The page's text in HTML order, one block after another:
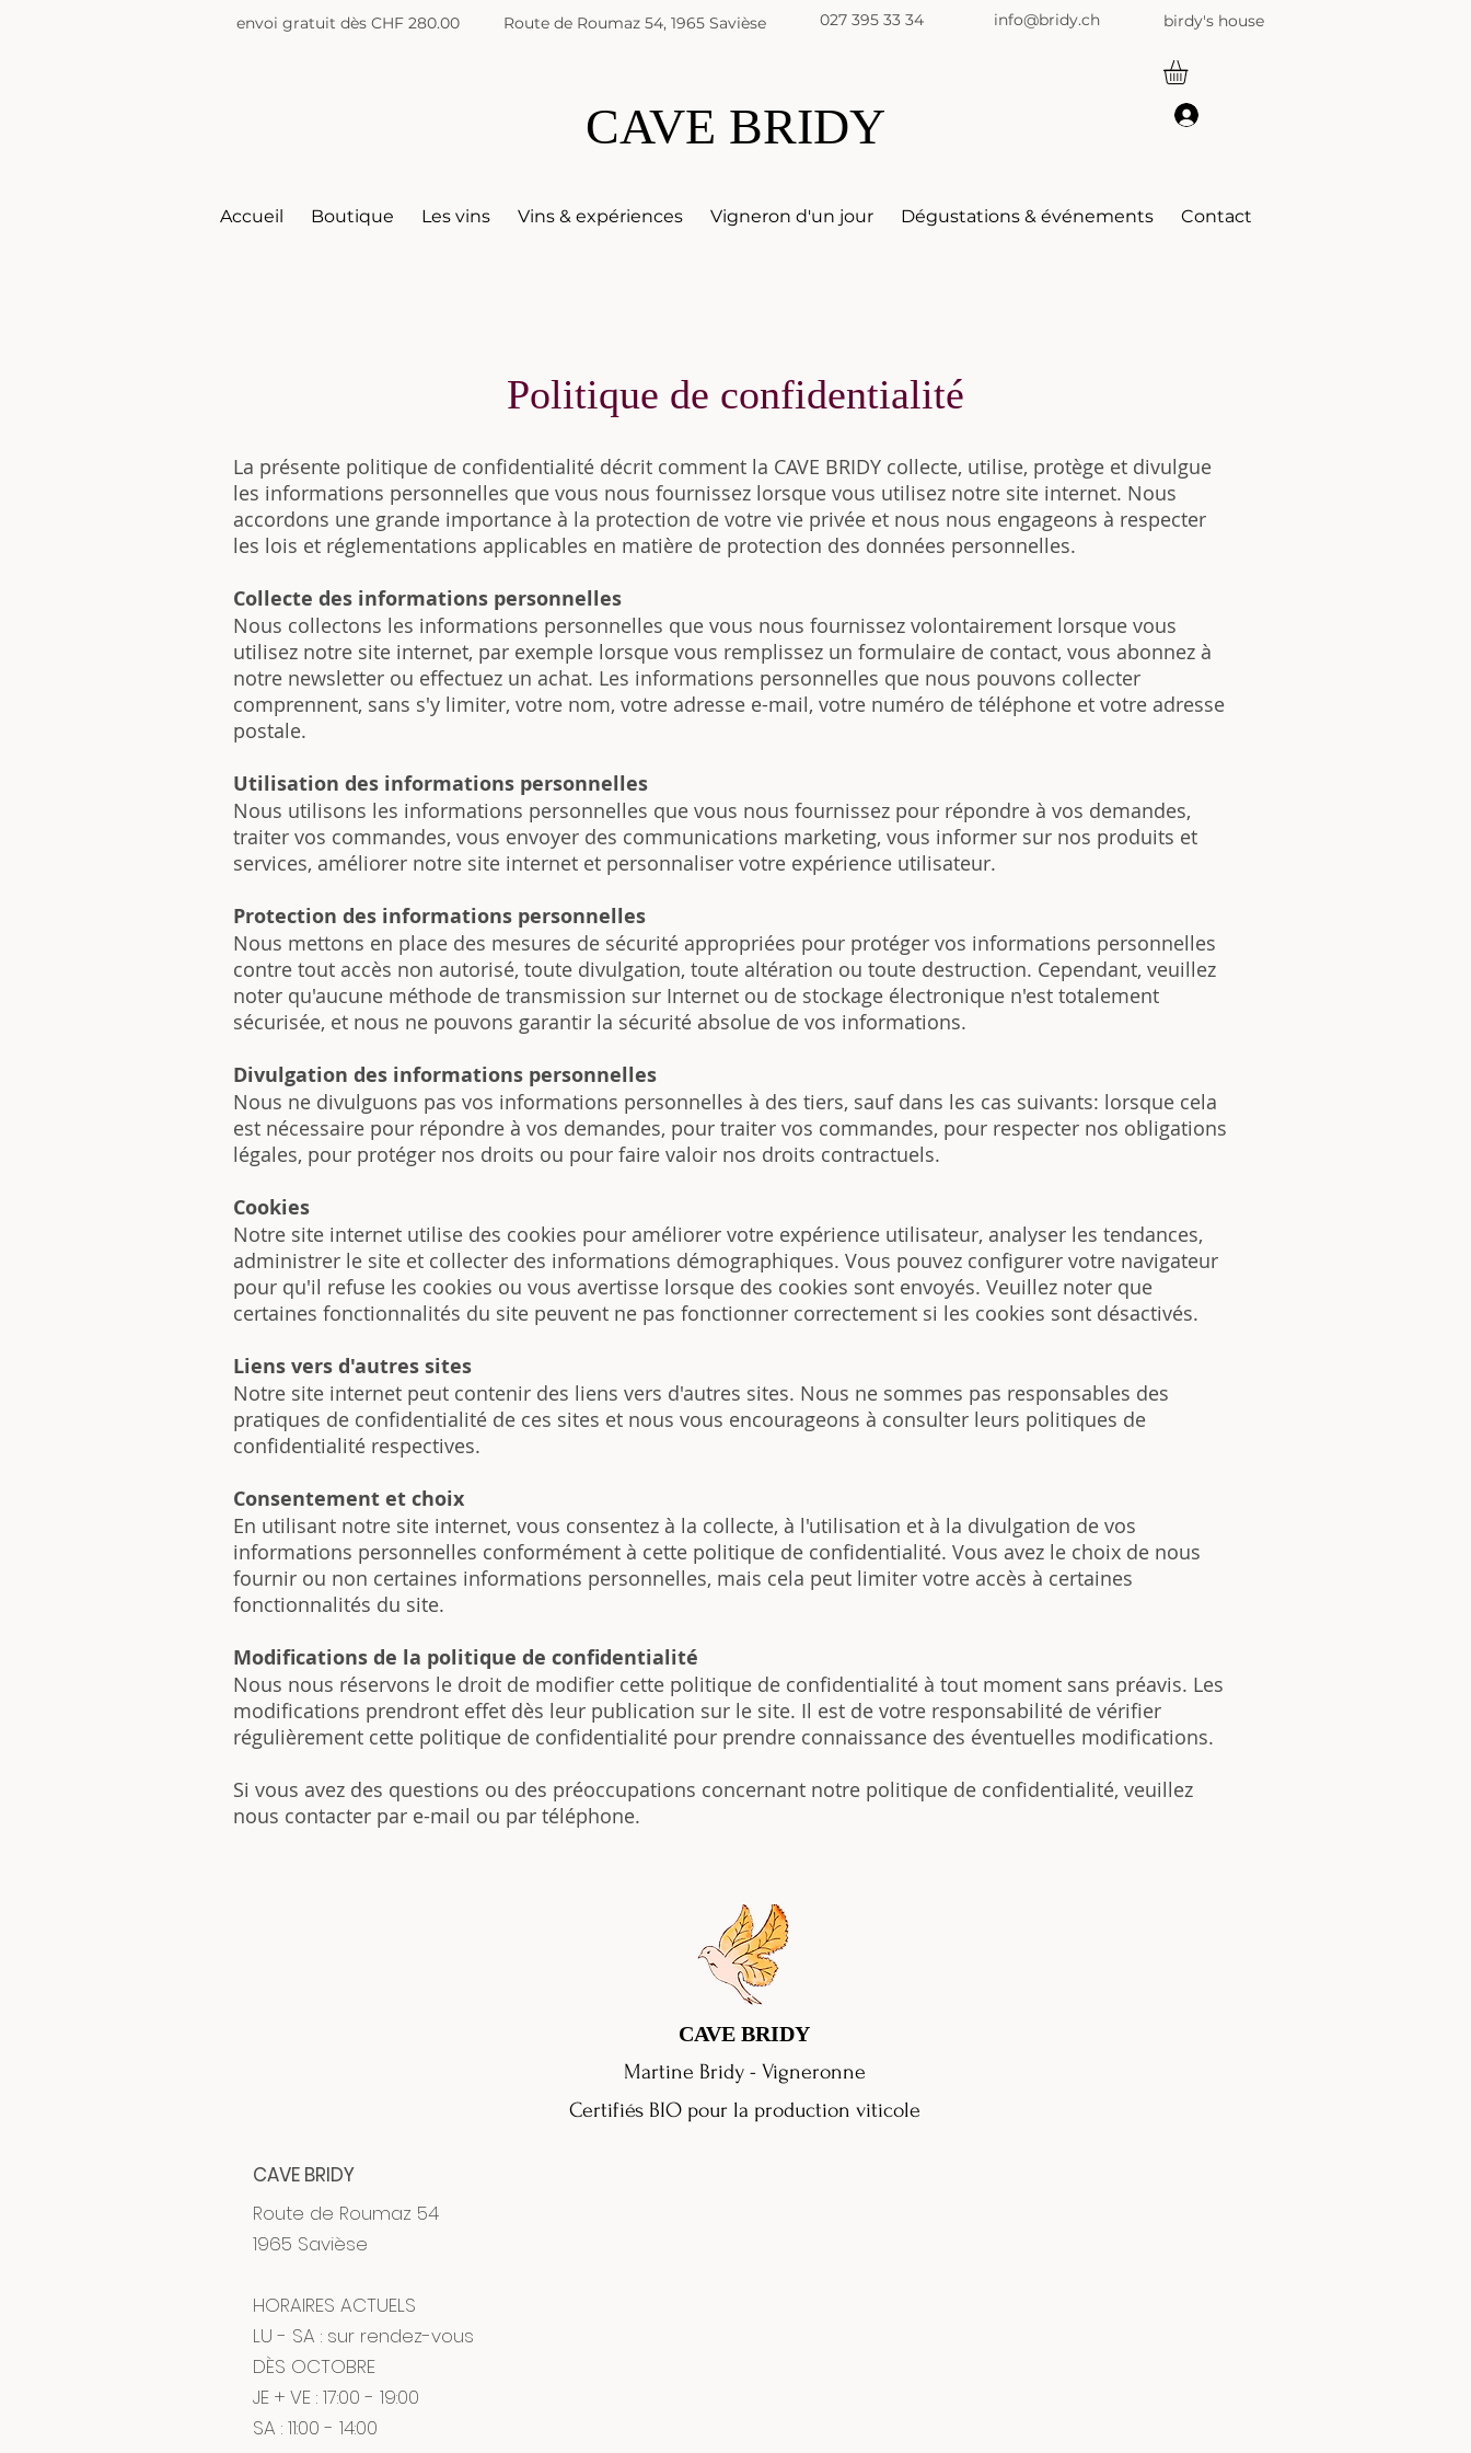
envoi gratuit dès CHF 280.00 Route de Roumaz 54, 1965 Savièse 027 395 33 34 info@bridy.ch birdy's house
CAVE BRIDY
Accueil Boutique Les vins Vins & expériences Vigneron d'un jour Dégustations & événements Contact
Politique de confidentialité
La présente politique de confidentialité décrit comment la CAVE BRIDY collecte, utilise, protège et divulgue
les informations personnelles que vous nous fournissez lorsque vous utilisez notre site internet. Nous
accordons une grande importance à la protection de votre vie privée et nous nous engageons à respecter
les lois et réglementations applicables en matière de protection des données personnelles.
Collecte des informations personnelles
Nous collectons les informations personnelles que vous nous fournissez volontairement lorsque vous
utilisez notre site internet, par exemple lorsque vous remplissez un formulaire de contact, vous abonnez à
notre newsletter ou effectuez un achat. Les informations personnelles que nous pouvons collecter
comprennent, sans s'y limiter, votre nom, votre adresse e-mail, votre numéro de téléphone et votre adresse
postale.
Utilisation des informations personnelles
Nous utilisons les informations personnelles que vous nous fournissez pour répondre à vos demandes,
traiter vos commandes, vous envoyer des communications marketing, vous informer sur nos produits et
services, améliorer notre site internet et personnaliser votre expérience utilisateur.
Protection des informations personnelles
Nous mettons en place des mesures de sécurité appropriées pour protéger vos informations personnelles
contre tout accès non autorisé, toute divulgation, toute altération ou toute destruction. Cependant, veuillez
noter qu'aucune méthode de transmission sur Internet ou de stockage électronique n'est totalement
sécurisée, et nous ne pouvons garantir la sécurité absolue de vos informations.
Divulgation des informations personnelles
Nous ne divulguons pas vos informations personnelles à des tiers, sauf dans les cas suivants: lorsque cela
est nécessaire pour répondre à vos demandes, pour traiter vos commandes, pour respecter nos obligations
légales, pour protéger nos droits ou pour faire valoir nos droits contractuels.
Cookies
Notre site internet utilise des cookies pour améliorer votre expérience utilisateur, analyser les tendances,
administrer le site et collecter des informations démographiques. Vous pouvez configurer votre navigateur
pour qu'il refuse les cookies ou vous avertisse lorsque des cookies sont envoyés. Veuillez noter que
certaines fonctionnalités du site peuvent ne pas fonctionner correctement si les cookies sont désactivés.
Liens vers d'autres sites
Notre site internet peut contenir des liens vers d'autres sites. Nous ne sommes pas responsables des
pratiques de confidentialité de ces sites et nous vous encourageons à consulter leurs politiques de
confidentialité respectives.
​Consentement et choix
En utilisant notre site internet, vous consentez à la collecte, à l'utilisation et à la divulgation de vos
informations personnelles conformément à cette politique de confidentialité. Vous avez le choix de nous
fournir ou non certaines informations personnelles, mais cela peut limiter votre accès à certaines
fonctionnalités du site.
Modifications de la politique de confidentialité
Nous nous réservons le droit de modifier cette politique de confidentialité à tout moment sans préavis. Les
modifications prendront effet dès leur publication sur le site. Il est de votre responsabilité de vérifier
régulièrement cette politique de confidentialité pour prendre connaissance des éventuelles modifications.
Si vous avez des questions ou des préoccupations concernant notre politique de confidentialité, veuillez
nous contacter par e-mail ou par téléphone.
CAVE BRIDY
Route de Roumaz 54
1965 Savièse
HORAIRES ACTUELS
LU - SA : sur rendez-vous
DÈS OCTOBRE
JE + VE : 17:00 - 19:00
SA : 11:00 - 14:00
CAVE BRIDY
Martine Bridy - Vigneronne
Certifiés BIO pour la production viticole